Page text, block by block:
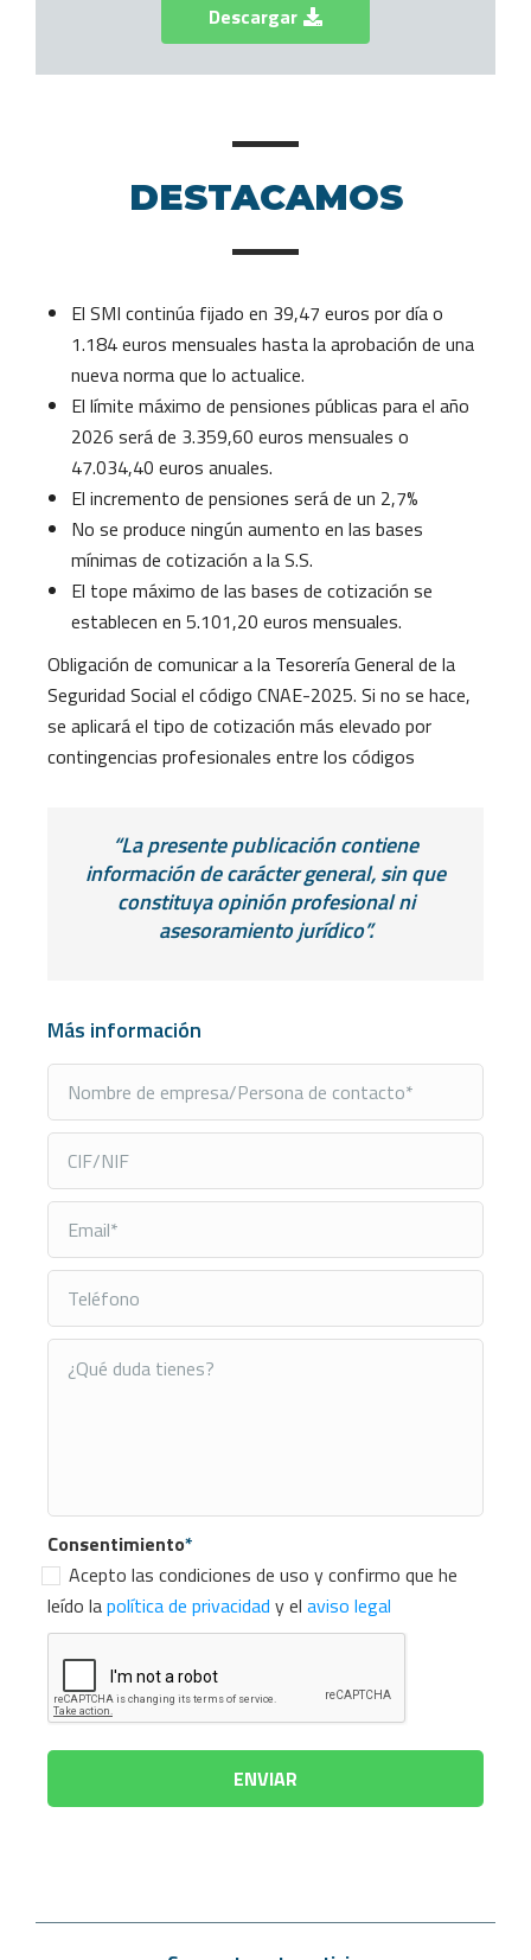
Descargar
DESTACAMOS
El SMI continúa fijado en 39,47 euros por día o
1.184 euros mensuales hasta la aprobación de una
nueva norma que lo actualice.
El límite máximo de pensiones públicas para el año
2026 será de 3.359,60 euros mensuales o
47.034,40 euros anuales.
El incremento de pensiones será de un 2,7%
No se produce ningún aumento en las bases
mínimas de cotización a la S.S.
El tope máximo de las bases de cotización se
establecen en 5.101,20 euros mensuales.
Obligación de comunicar a la Tesorería General de la
Seguridad Social el código CNAE-2025. Si no se hace,
se aplicará el tipo de cotización más elevado por
contingencias profesionales entre los códigos
“La presente publicación contiene
información de carácter general, sin que
constituya opinión profesional ni
asesoramiento jurídico”.
Más información
Consentimiento*
Acepto las condiciones de uso y confirmo que he
leído lapolítica de privacidad y el aviso legal